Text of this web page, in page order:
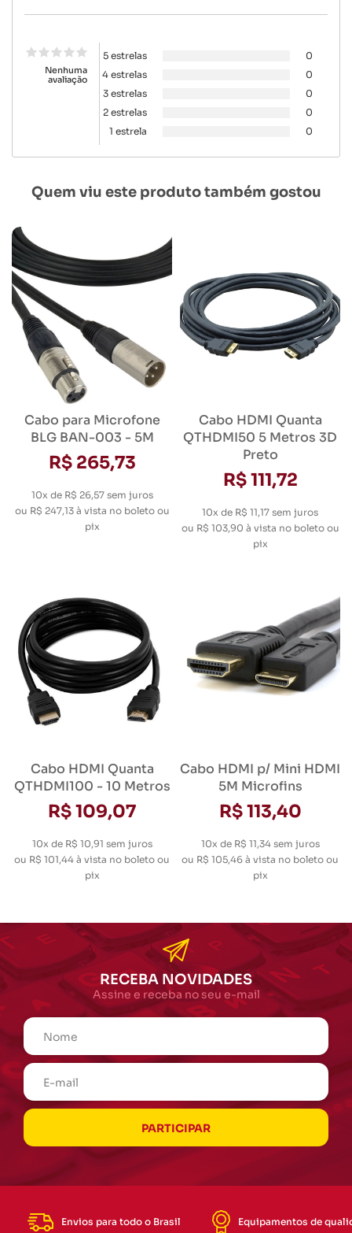
Nenhuma
avaliação
5 estrelas
0
4 estrelas
0
3 estrelas
0
2 estrelas
0
1 estrela
0
Quem viu este produto também gostou
Cabo para Microfone
BLG BAN-003 - 5M
R$ 265,73
10x de R$ 26,57 sem juros
ou R$ 247,13à vista no boleto ou
pix
Cabo HDMI Quanta
QTHDMI50 5 Metros 3D
Preto
R$ 111,72
10x de R$ 11,17 sem juros
ou R$ 103,90 à vista no boleto ou
pix
Cabo HDMI Quanta
QTHDMI100 - 10 Metros
R$ 109,07
10x de R$ 10,91 sem juros
ou R$ 101,44 à vista no boleto ou
pix
Cabo HDMI p/ Mini HDMI
5M Microfins
R$ 113,40
10x de R$ 11,34 sem juros
ou R$ 105,46 à vista no boleto ou
pix
RECEBA NOVIDADES
Assine e receba no seu e-mail
Envios para todo o Brasil Equipamentos de